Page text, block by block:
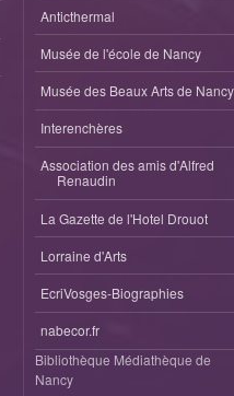
Anticthermal
Musée de l'école de Nancy
Musée des Beaux Arts de Nancy
Interenchères
Association des amis d'Alfred
Renaudin
La Gazette de l'Hotel Drouot
Lorraine d'Arts
EcriVosges-Biographies
nabecor.fr
Bibliothèque Médiathèque de
Nancy